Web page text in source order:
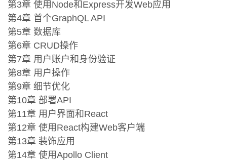
第3章 使用Node和Express开发Web应用
第4章 首个GraphQL API
第5章 数据库
第6章 CRUD操作
第7章 用户账户和身份验证
第8章 用户操作
第9章 细节优化
第10章 部署API
第11章 用户界面和React
第12章 使用React构建Web客户端
第13章 装饰应用
第14章 使用Apollo Client